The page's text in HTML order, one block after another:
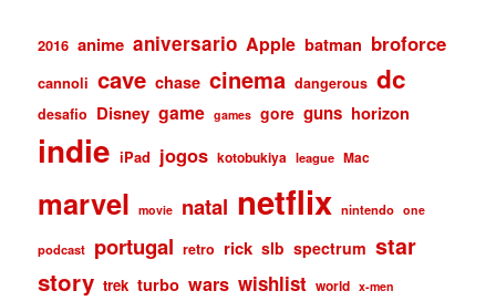
2016 anime aniversario Apple batman broforce
cannoli cave chase cinema dangerous dc
desafio Disney game games gore guns horizon
indie iPad jogos kotobukiya league Mac
marvel movie natal netflix nintendo one
podcast portugal retro rick slb spectrum star
story trek turbo wars wishlist world x-men